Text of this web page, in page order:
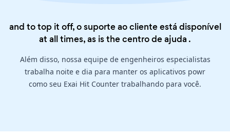
and to top it off, o suporte ao cliente está disponível
at all times, as is thecentro de ajuda .
Além disso, nossa equipe de engenheiros especialistas
trabalha noite e dia para manter os aplicativos powr
como seu Exai Hit Counter trabalhando para você.